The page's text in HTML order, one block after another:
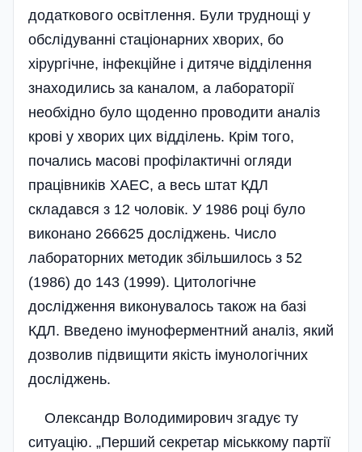
додаткового освітлення. Були труднощі у
обслідуванні стаціонарних хворих, бо
хірургічне, інфекційне і дитяче відділення
знаходились за каналом, а лабораторії
необхідно було щоденно проводити аналіз
крові у хворих цих відділень. Крім того,
почались масові профілактичні огляди
працівників ХАЕС, а весь штат КДЛ
складався з 12 чоловік. У 1986 році було
виконано 266625 досліджень. Число
лабораторних методик збільшилось з 52
(1986) до 143 (1999). Цитологічне
дослідження виконувалось також на базі
КДЛ. Введено імуноферментний аналіз, який
дозволив підвищити якість імунологічних
досліджень.
Олександр Володимирович згадує ту
ситуацію. „Перший секретар міськкому партії